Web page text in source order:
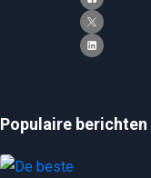
Populaire berichten